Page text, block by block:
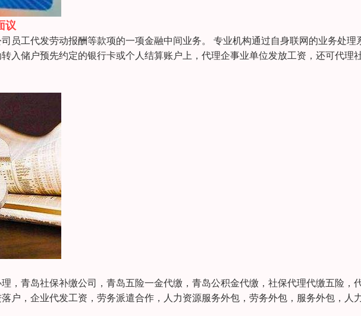
议
员工代发劳动报酬等款项的一项金融中间业务。 专业机构通过自身联网的业务处理
入储户预先约定的银行卡或个人结算账户上，代理企事业单位发放工资，还可代理
，青岛社保补缴公司，青岛五险一金代缴，青岛公积金代缴，社保代理代缴五险，
户，企业代发工资，劳务派遣合作，人力资源服务外包，劳务外包，服务外包，人